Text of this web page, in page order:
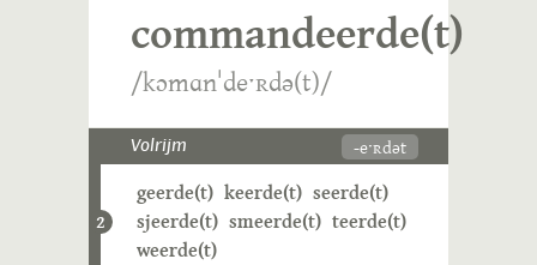
commandeerde(t)
/kɔmɑnˈdeˑʀdə(t)/
Volrijm -eˑʀdət
2
geerde(t) keerde(t) seerde(t)
sjeerde(t) smeerde(t) teerde(t)
weerde(t)